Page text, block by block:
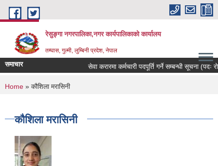
Skip to main content
रेसुङ्गा नगरपालिका,नगर कार्यपालिकाको कार्यालय
तम्घास, गुल्मी, लुम्बिनी प्रदेश, नेपाल
समाचार सेवा करारमा कर्मचारी पदपूर्ति गर्ने सम्बन्धी सूचना (पदः
You are here
Home » कौशिला मरासिनी
कौशिला मरासिनी